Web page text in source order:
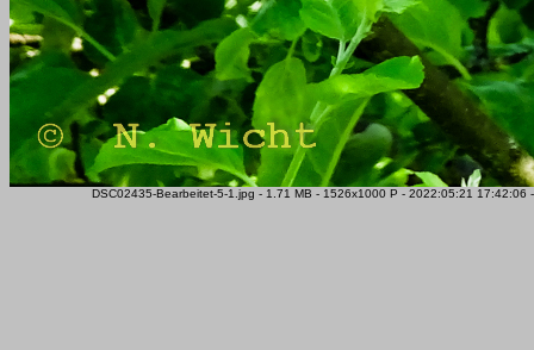
DSC02435-Bearbeitet-5-1.jpg - 1.71 MB - 1526x1000 P - 2022:05:21